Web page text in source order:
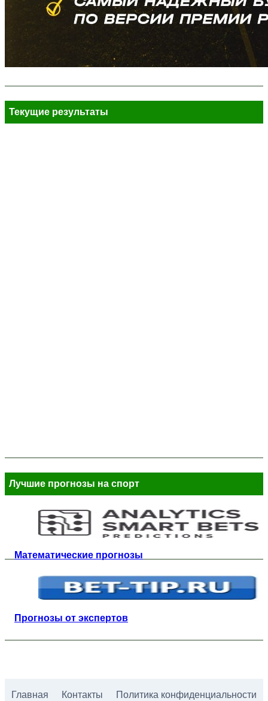
Текущие результаты
Лучшие прогнозы на спорт
Математические прогнозы
Прогнозы от экспертов
Главная Контакты Политика конфиденциальности